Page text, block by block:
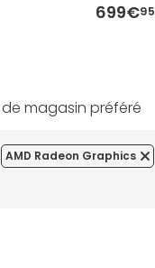
699€95
magasin préféré
AMD Radeon Graphics